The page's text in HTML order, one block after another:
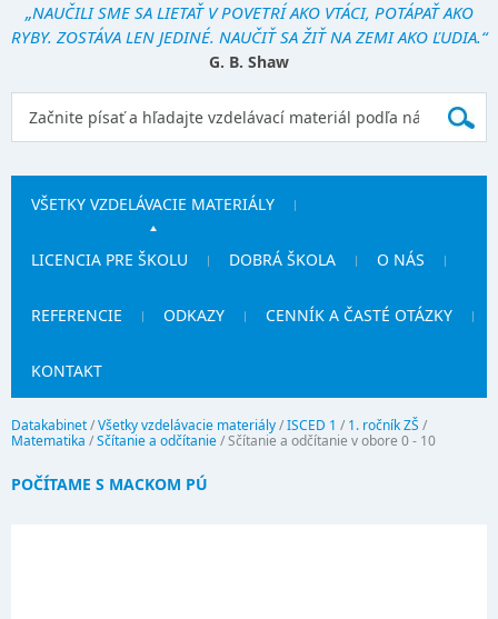
„NAUČILI SME SA LIETAŤ V POVETRÍ AKO VTÁCI, POTÁPAŤ AKO
RYBY. ZOSTÁVA LEN JEDINÉ. NAUČIŤ SA ŽIŤ NA ZEMI AKO ĽUDIA.“
G. B. Shaw
VŠETKY VZDELÁVACIE MATERIÁLY
LICENCIA PRE ŠKOLU DOBRÁ ŠKOLA O NÁS
REFERENCIE ODKAZY CENNÍK A ČASTÉ OTÁZKY
KONTAKT
Datakabinet/Všetky vzdelávacie materiály/ISCED 1 / 1. ročník ZŠ /
Matematika /Sčítanie a odčítanie/Sčítanie a odčítanie v obore 0 - 10
POČÍTAME S MACKOM PÚ